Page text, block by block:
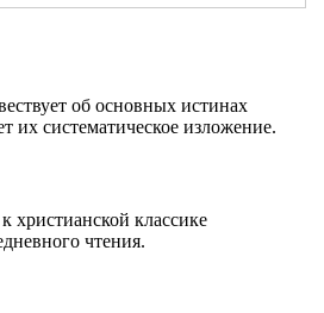
об основных истинах
их систематическое изложение.
христианской классике
чтения.